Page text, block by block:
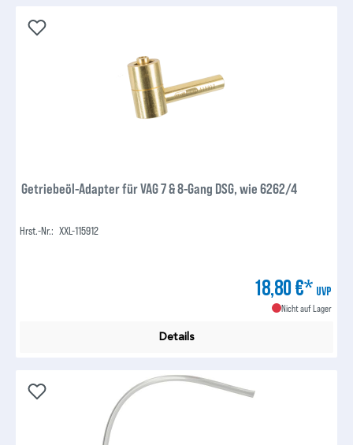
Getriebeöl-Adapter für VAG 7 & 8-Gang DSG, wie 6262/4
Hrst.-Nr.: XXL-115912
18,80 €* UVP
Nicht auf Lager
Details